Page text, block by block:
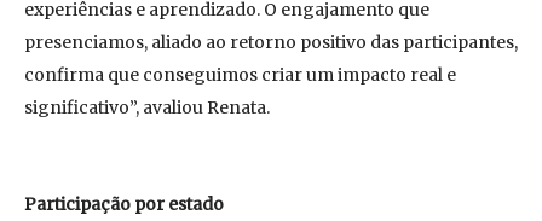
experiências e aprendizado. O engajamento que
presenciamos, aliado ao retorno positivo das participantes,
confirma que conseguimos criar um impacto real e
significativo”, avaliou Renata.
Participação por estado